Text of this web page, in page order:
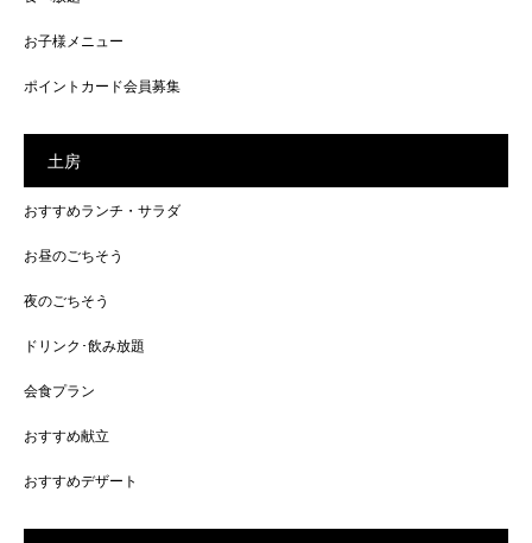
お子様メニュー
ポイントカード会員募集
土房
おすすめランチ・サラダ
お昼のごちそう
夜のごちそう
ドリンク･飲み放題
会食プラン
おすすめ献立
おすすめデザート